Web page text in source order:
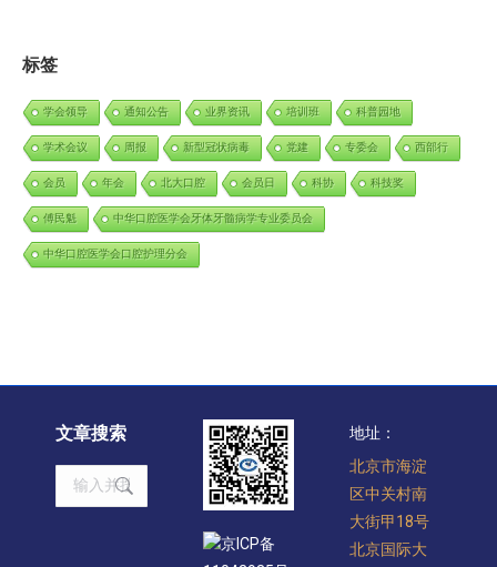
标签
学会领导 通知公告 业界资讯 培训班 科普园地
学术会议 周报 新型冠状病毒 党建 专委会 西部行
会员 年会 北大口腔 会员日 科协 科技奖
傅民魁 中华口腔医学会牙体牙髓病学专业委员会
中华口腔医学会口腔护理分会
文章搜索
Search:
京ICP备
地址：
北京市海淀
区中关村南
大街甲18号
北京国际大